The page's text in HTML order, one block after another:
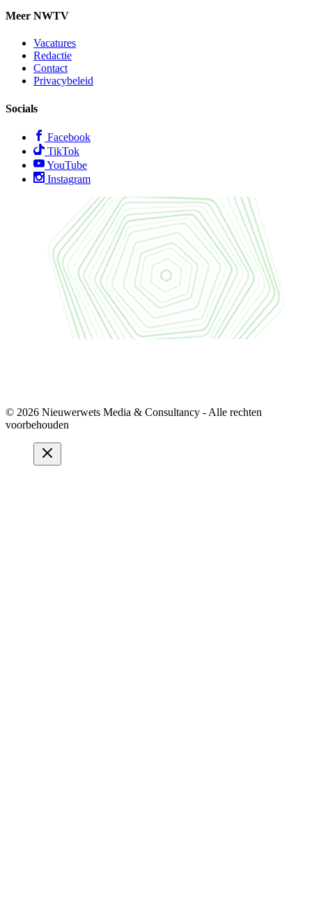
Meer NWTV
Vacatures
Redactie
Contact
Privacybeleid
Socials
Facebook
TikTok
YouTube
Instagram
© 2026 Nieuwerwets Media & Consultancy - Alle rechten
voorbehouden